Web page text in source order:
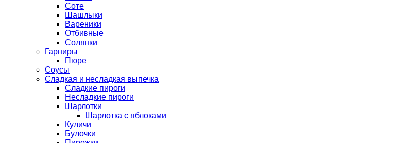
Соте
Шашлыки
Вареники
Отбивные
Солянки
Гарниры
Пюре
Соусы
Сладкая и несладкая выпечка
Сладкие пироги
Несладкие пироги
Шарлотки
Шарлотка с яблоками
Куличи
Булочки